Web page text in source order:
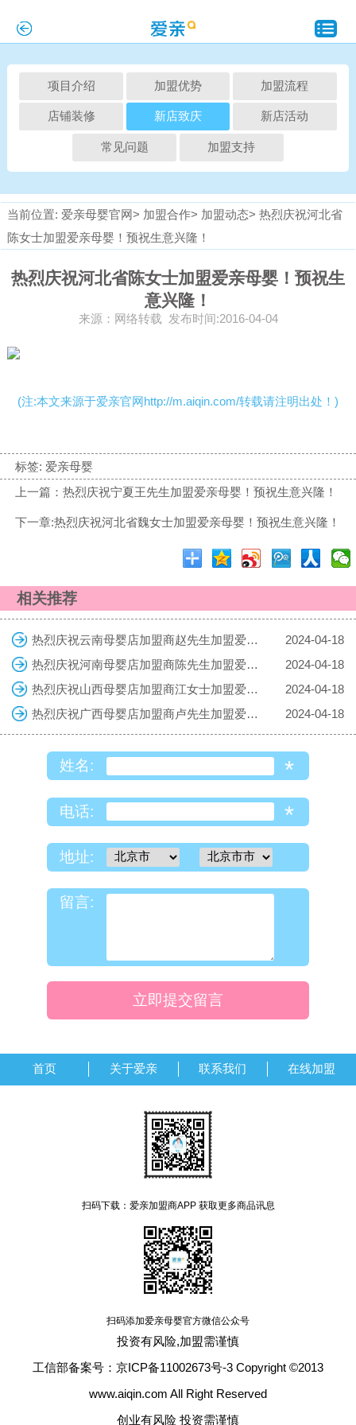
项目介绍 加盟优势 加盟流程
店铺装修 新店致庆 新店活动
常见问题 加盟支持
当前位置: 爱亲母婴官网> 加盟合作> 加盟动态> 热烈庆祝河北省
陈女士加盟爱亲母婴！预祝生意兴隆！
热烈庆祝河北省陈女士加盟爱亲母婴！预祝生
意兴隆！
来源：网络转载 发布时间:2016-04-04
(注:本文来源于爱亲官网http://m.aiqin.com/转载请注明出处！)
标签: 爱亲母婴
上一篇：热烈庆祝宁夏王先生加盟爱亲母婴！预祝生意兴隆！
下一章:热烈庆祝河北省魏女士加盟爱亲母婴！预祝生意兴隆！
相关推荐
热烈庆祝云南母婴店加盟商赵先生加盟爱亲母婴！预祝生意兴隆！
2024-04-18
热烈庆祝河南母婴店加盟商陈先生加盟爱亲母婴！预祝生意兴隆！
2024-04-18
热烈庆祝山西母婴店加盟商江女士加盟爱亲母婴！预祝生意兴隆！
2024-04-18
热烈庆祝广西母婴店加盟商卢先生加盟爱亲母婴！预祝生意兴隆！
2024-04-18
姓名: *
电话: *
地址:
留言:
立即提交留言
首页 关于爱亲 联系我们 在线加盟
扫码下载：爱亲加盟商APP 获取更多商品讯息
扫码添加爱亲母婴官方微信公众号
投资有风险,加盟需谨慎
工信部备案号：京ICP备11002673号-3 Copyright ©2013
www.aiqin.com All Right Reserved
创业有风险 投资需谨慎